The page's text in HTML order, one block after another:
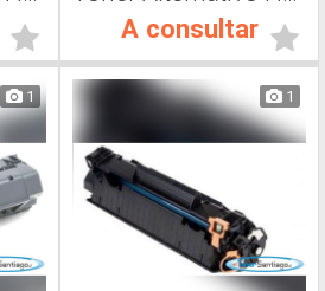
A consultar
1 1